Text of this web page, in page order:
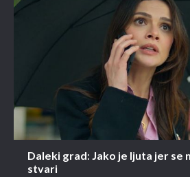
Daleki grad: Jako je ljuta jer se
stvari